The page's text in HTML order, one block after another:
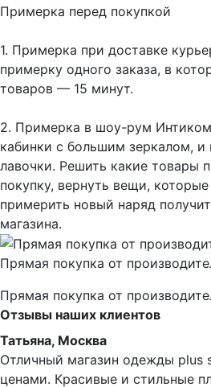
Примерка перед покупкой
1. Примерка при доставке
примерку одного заказа, в
товаров — 15 минут.
2. Примерка в шоу-рум
кабинки с большим зеркалом, и
лавочки. Решить какие товары
покупку, вернуть вещи,
примерить новый наряд
магазина.
Прямая покупка от
Прямая покупка от
Отзывы наших клиентов
Татьяна, Москва
Отличный магазин одежды plus
ценами. Красивые и стильные